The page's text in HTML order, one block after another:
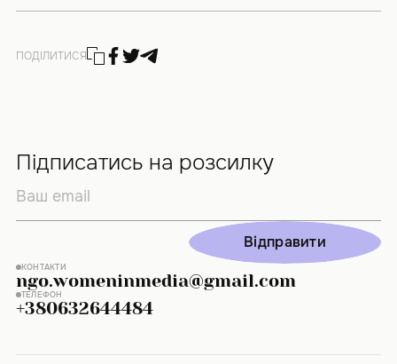
ПОДІЛИТИСЯ
Підписатись на розсилку
Відправити
Відправити
КОНТАКТИ
ngo.womeninmedia@gmail.com
ТЕЛЕФОН
+380632644484